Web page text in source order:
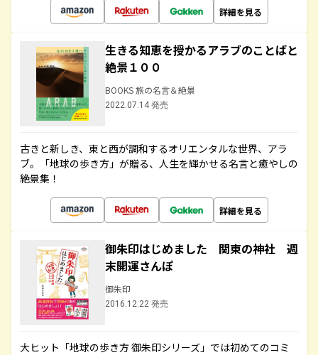
詳細を見る
生きる知恵を授かるアラブのことばと
絶景１００
BOOKS 旅の名言＆絶景
2022.07.14 発売
古きと新しき、東と西が調和するオリエンタルな世界、アラ
ブ。「地球の歩き方」が贈る、人生を輝かせる名言と癒やしの
絶景集！
詳細を見る
御朱印はじめました 関東の神社 週
末開運さんぽ
御朱印
2016.12.22 発売
大ヒット「地球の歩き方 御朱印シリーズ」では初めてのコミ